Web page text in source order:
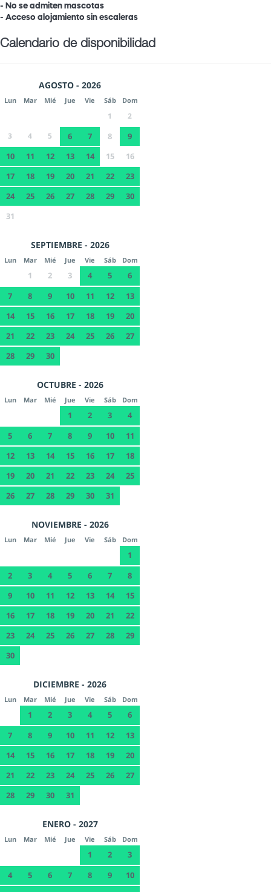
- No se admiten mascotas
- Acceso alojamiento sin escaleras
Calendario de disponibilidad
AGOSTO - 2026
Lun Mar Mié Jue Vie Sáb Dom
1
2
3
4 5 6 7 8
9
10
11 12 13 14 15
16
17
18 19 20 21 22
23
24
25 26 27 28 29
30
31
SEPTIEMBRE - 2026
Lun Mar Mié Jue Vie Sáb Dom
1 2 3 4 5
6
7
8 9 10 11 12
13
14
15 16 17 18 19
20
21
22 23 24 25 26
27
28
29 30
OCTUBRE - 2026
Lun Mar Mié Jue Vie Sáb Dom
1 2 3
4
5
6 7 8 9 10
11
12
13 14 15 16 17
18
19
20 21 22 23 24
25
26
27 28 29 30 31
NOVIEMBRE - 2026
Lun Mar Mié Jue Vie Sáb Dom
1
2
3 4 5 6 7
8
9
10 11 12 13 14
15
16
17 18 19 20 21
22
23
24 25 26 27 28
29
30
DICIEMBRE - 2026
Lun Mar Mié Jue Vie Sáb Dom
1 2 3 4 5
6
7
8 9 10 11 12
13
14
15 16 17 18 19
20
21
22 23 24 25 26
27
28
29 30 31
ENERO - 2027
Lun Mar Mié Jue Vie Sáb Dom
1 2
3
4
5 6 7 8 9
10